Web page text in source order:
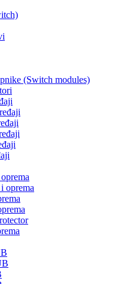
(Switch modules)
oprema